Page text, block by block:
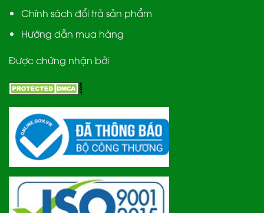
Chính sách đổi trả sản phẩm
Hướng dẫn mua hàng
Được chứng nhận bởi